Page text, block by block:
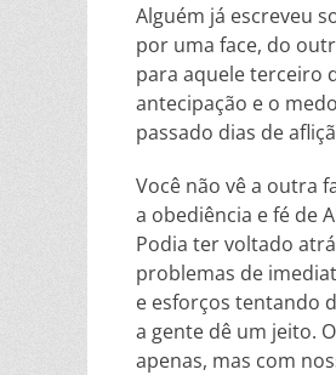
Alguém já escreveu
por uma face, do
para aquele terceiro
antecipação e o
passado dias de
Você não vê a outra
a obediência e fé de
Podia ter voltado
problemas de
e esforços tentando
a gente dê um jeito.
apenas, mas com